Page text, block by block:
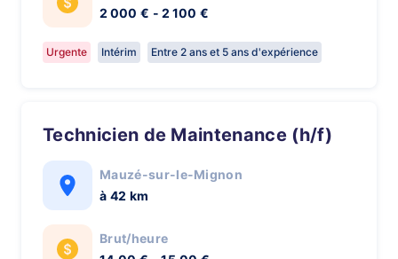
2 000 € - 2 100 €
Urgente Intérim Entre 2 ans et 5 ans d'expérience
Technicien de Maintenance (h/f)
Mauzé-sur-le-Mignon
à 42 km
Brut/heure